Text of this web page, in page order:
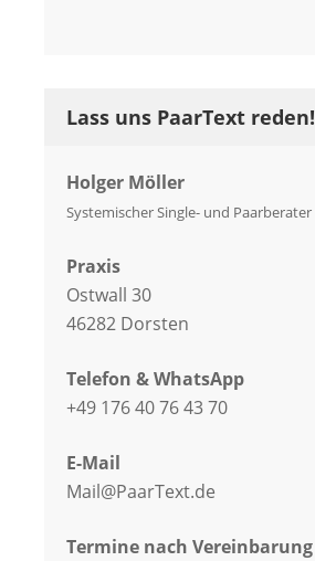
Lass uns PaarText reden!
Holger Möller
Systemischer Single- und Paarberater
Praxis
Ostwall 30
46282 Dorsten
Telefon & WhatsApp
+49 176 40 76 43 70
E-Mail
Mail@PaarText.de
Termine nach Vereinbarung